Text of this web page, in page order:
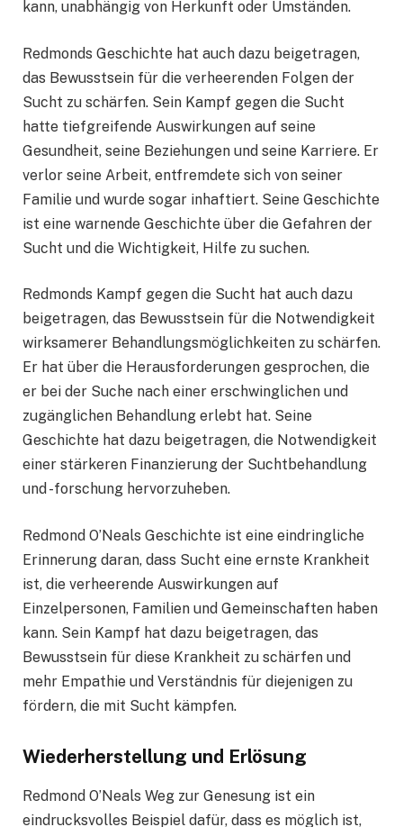
kann, unabhängig von Herkunft oder Umständen.
Redmonds Geschichte hat auch dazu beigetragen,
das Bewusstsein für die verheerenden Folgen der
Sucht zu schärfen. Sein Kampf gegen die Sucht
hatte tiefgreifende Auswirkungen auf seine
Gesundheit, seine Beziehungen und seine Karriere. Er
verlor seine Arbeit, entfremdete sich von seiner
Familie und wurde sogar inhaftiert. Seine Geschichte
ist eine warnende Geschichte über die Gefahren der
Sucht und die Wichtigkeit, Hilfe zu suchen.
Redmonds Kampf gegen die Sucht hat auch dazu
beigetragen, das Bewusstsein für die Notwendigkeit
wirksamerer Behandlungsmöglichkeiten zu schärfen.
Er hat über die Herausforderungen gesprochen, die
er bei der Suche nach einer erschwinglichen und
zugänglichen Behandlung erlebt hat. Seine
Geschichte hat dazu beigetragen, die Notwendigkeit
einer stärkeren Finanzierung der Suchtbehandlung
und -forschung hervorzuheben.
Redmond O’Neals Geschichte ist eine eindringliche
Erinnerung daran, dass Sucht eine ernste Krankheit
ist, die verheerende Auswirkungen auf
Einzelpersonen, Familien und Gemeinschaften haben
kann. Sein Kampf hat dazu beigetragen, das
Bewusstsein für diese Krankheit zu schärfen und
mehr Empathie und Verständnis für diejenigen zu
fördern, die mit Sucht kämpfen.
Wiederherstellung und Erlösung
Redmond O’Neals Weg zur Genesung ist ein
eindrucksvolles Beispiel dafür, dass es möglich ist,